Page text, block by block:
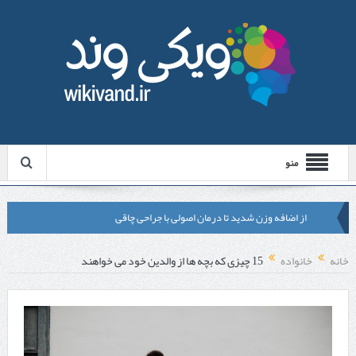
منو
از اضافه وزن شدید تا درمان اصولی با جراحی چاقی
لیزر موهای زائد شاتی یا رولی؟ مقایسه لیزرهای واقعی با شبه‌ لیزر در
مشهد
قبل از تماس با تعمیرکار ماشین ظرفشویی وستینگهاوس این موارد را
خانه خانواده 15 چیزی که بچه ها از والدین خود می خواهند